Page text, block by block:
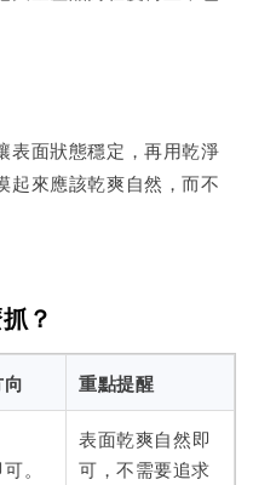
表面狀態穩定，再用乾淨
起來應該乾爽自然，而不
？
重點提醒
。
表面乾爽自然即
可，不需要追求